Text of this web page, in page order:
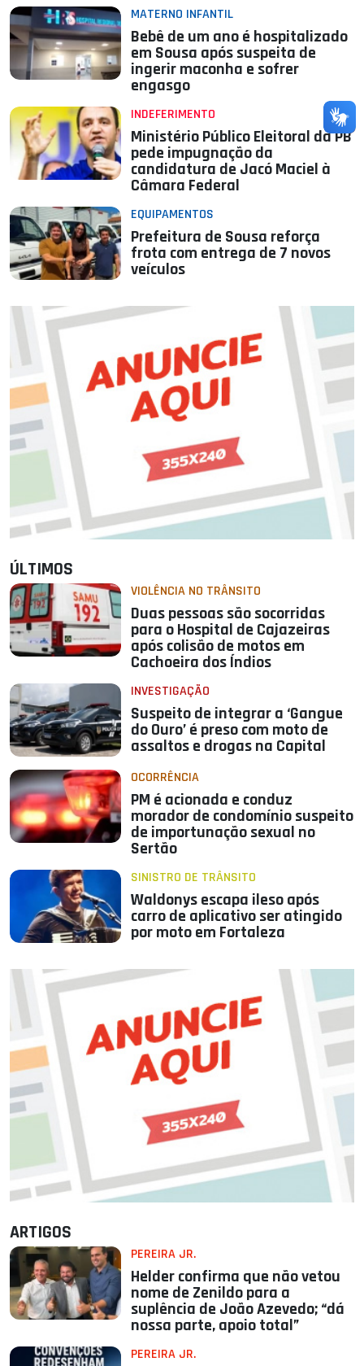
MATERNO INFANTIL
Bebê de um ano é hospitalizado
em Sousa após suspeita de
ingerir maconha e sofrer
engasgo
INDEFERIMENTO
Ministério Público Eleitoral da PB
pede impugnação da
candidatura de Jacó Maciel à
Câmara Federal
EQUIPAMENTOS
Prefeitura de Sousa reforça
frota com entrega de 7 novos
veículos
ÚLTIMOS
VIOLÊNCIA NO TRÂNSITO
Duas pessoas são socorridas
para o Hospital de Cajazeiras
após colisão de motos em
Cachoeira dos Índios
INVESTIGAÇÃO
Suspeito de integrar a ‘Gangue
do Ouro’ é preso com moto de
assaltos e drogas na Capital
OCORRÊNCIA
PM é acionada e conduz
morador de condomínio suspeito
de importunação sexual no
Sertão
SINISTRO DE TRÂNSITO
Waldonys escapa ileso após
carro de aplicativo ser atingido
por moto em Fortaleza
ARTIGOS
PEREIRA JR.
Helder confirma que não vetou
nome de Zenildo para a
suplência de João Azevedo; “dá
nossa parte, apoio total”
PEREIRA JR.